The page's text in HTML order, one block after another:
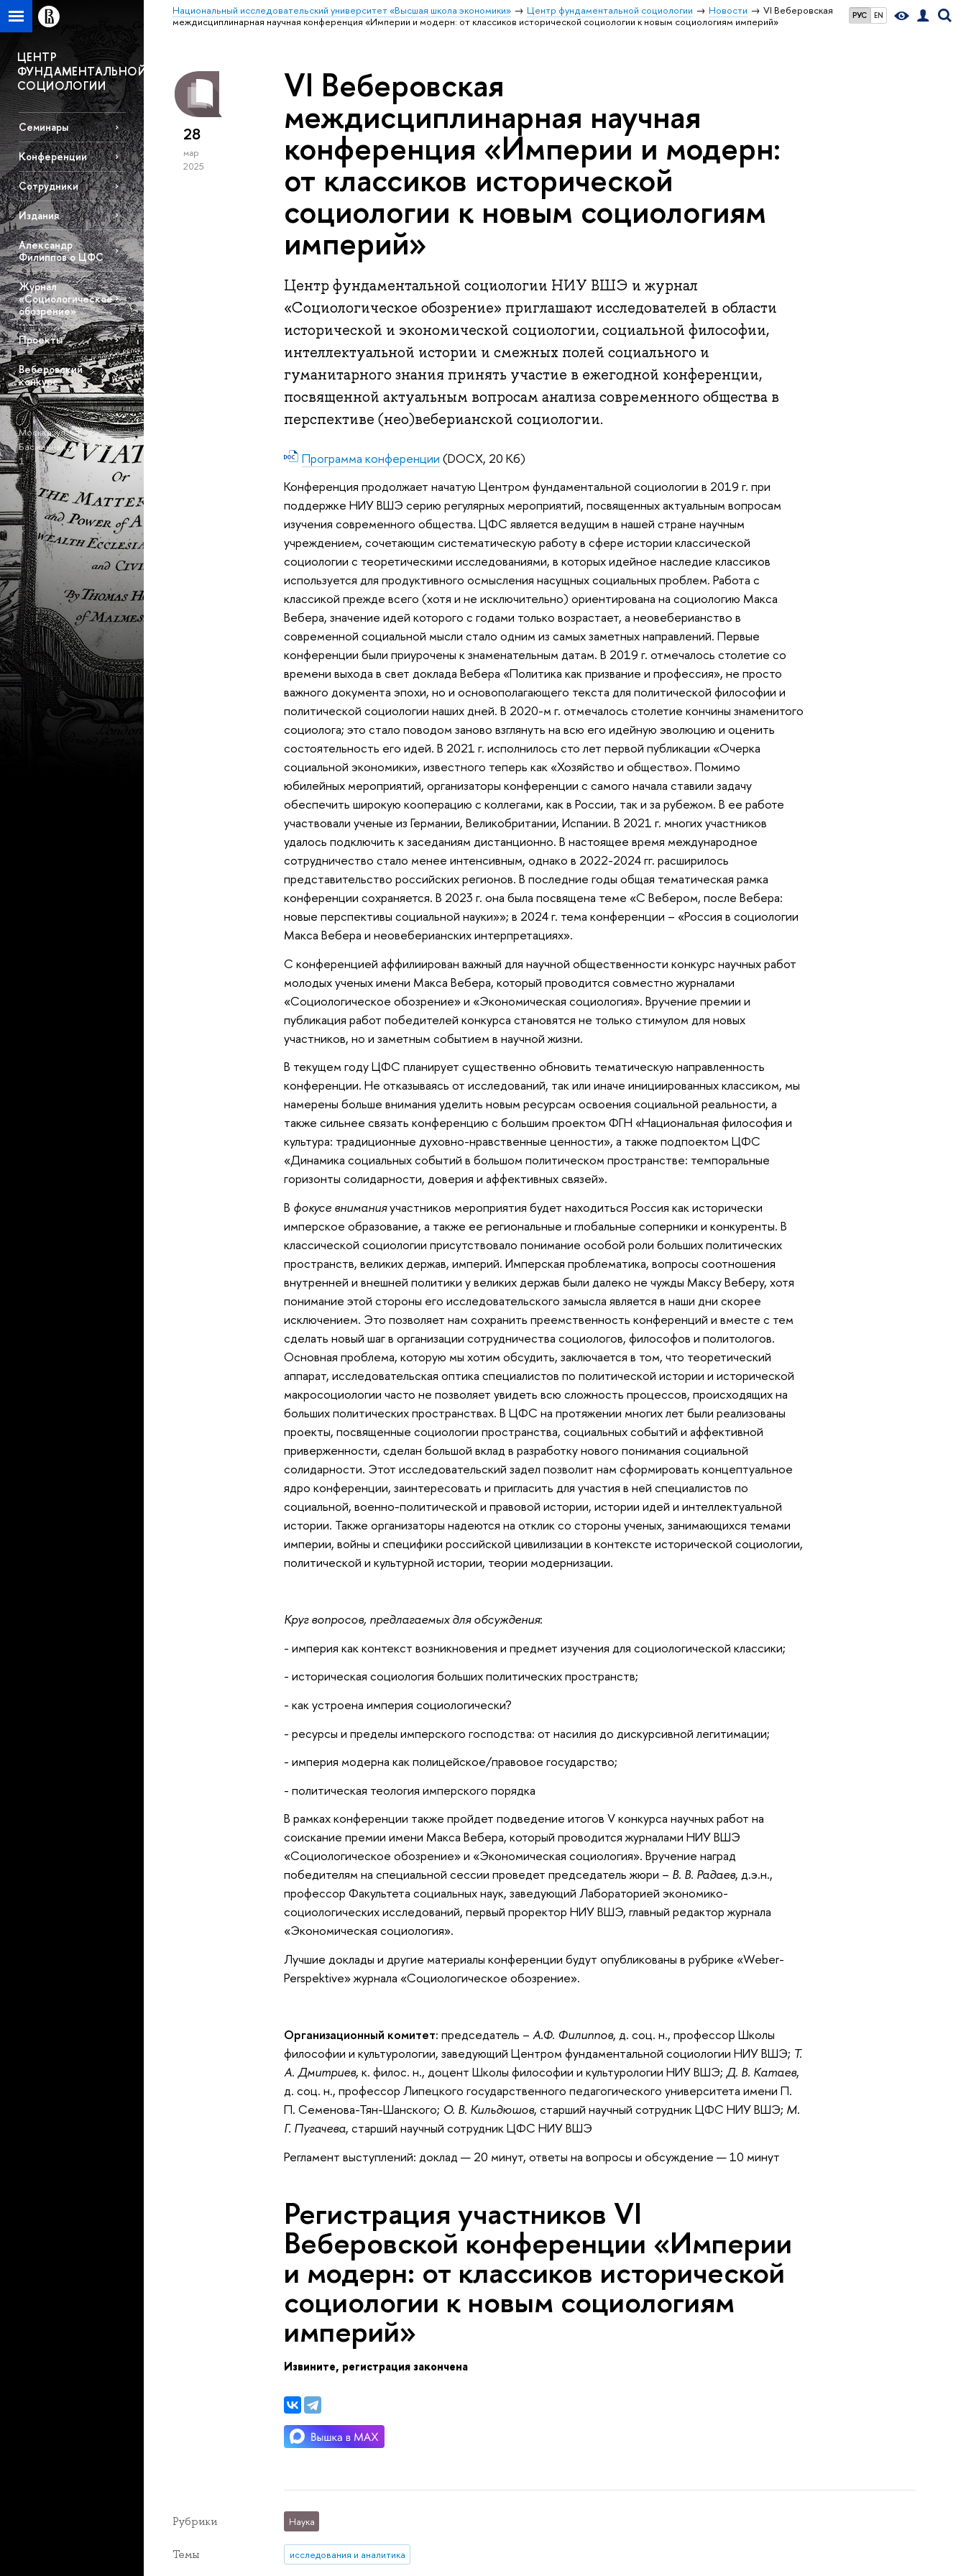
РУС EN
Национальный исследовательский университет «Высшая школа экономики» Центр фундаментальной социологии Новости
VI Веберовская
междисциплинарная научная конференция «Империи и модерн: от классиков исторической социологии к новым социологиям империй»
ЦЕНТР
ФУНДАМЕНТАЛЬНОЙ
СОЦИОЛОГИИ
Семинары
Конференции
Сотрудники
Издания
Александр
Филиппов о ЦФС
Журнал
«Социологическое
обозрение»
Проекты
еберовский
конкурс
Москва, ул. Ст.
Басманная, д. 21/4, стр.
1
28
мар
2025
VI Веберовская
междисциплинарная научная
конференция «Империи и модерн:
от классиков исторической
социологии к новым социологиям
империй»
Центр фундаментальной социологии НИУ ВШЭ и журнал
«Социологическое обозрение» приглашают исследователей в области
исторической и экономической социологии, социальной философии,
интеллектуальной истории и смежных полей социального и
уманитарного знания принять участие в ежегодной конференции,
посвященной актуальным вопросам анализа современного общества
перспективе (нео)веберианской социологии.
Программа конференции (DOCX, 20 Кб)
Конференция продолжает начатую Центром фундаментальной социологии в 2019 г. при
поддержке НИУ ВШЭ серию регулярных мероприятий, посвященных актуальным вопросам
изучения современного общества. ЦФС является ведущим в нашей стране научным
учреждением, сочетающим систематическую работу в сфере истории классической
социологии с теоретическими исследованиями, в которых идейное наследие классико
используется для продуктивного осмысления насущных социальных проблем. Работа с
классикой прежде всего (хотя и не исключительно) ориентирована на социологию Макса
ебера, значение идей которого с годами только возрастает, а неовеберианство
современной социальной мысли стало одним из самых заметных направлений. Первые
конференции были приурочены к знаменательным датам. В 2019 г. отмечалось столетие со
ремени выхода в свет доклада Вебера «Политика как призвание и профессия», не просто
ажного документа эпохи, но и основополагающего текста для политической философии и
политической социологии наших дней. В 2020-м г. отмечалось столетие кончины знаменитого
социолога; это стало поводом заново взглянуть на всю его идейную эволюцию и оценить
состоятельность его идей. В 2021 г. исполнилось сто лет первой публикации «Очерка
социальной экономики», известного теперь как «Хозяйство и общество». Помимо
юбилейных мероприятий, организаторы конференции с самого начала ставили задачу
обеспечить широкую кооперацию с коллегами, как в России, так и за рубежом. В ее работе
участвовали ученые из Германии, Великобритании, Испании. В 2021 г. многих участнико
удалось подключить к заседаниям дистанционно. В настоящее время международное
сотрудничество стало менее интенсивным, однако в 2022-2024 гг. расширилось
представительство российских регионов. В последние годы общая тематическая рамка
конференции сохраняется. В 2023 г. она была посвящена теме «С Вебером, после Вебера:
новые перспективы социальной науки»»; в 2024 г. тема конференции – «Россия в социологии
Макса Вебера и неовеберианских интерпретациях».
С конференцией аффилиирован важный для научной общественности конкурс научных работ
молодых ученых имени Макса Вебера, который проводится совместно журналами
«Социологическое обозрение» и «Экономическая социология». Вручение премии и
публикация работ победителей конкурса становятся не только стимулом для новых
участников, но и заметным событием в научной жизни.
текущем году ЦФС планирует существенно обновить тематическую направленность
конференции. Не отказываясь от исследований, так или иначе инициированных классиком, мы
намерены больше внимания уделить новым ресурсам освоения социальной реальности, а
также сильнее связать конференцию с большим проектом ФГН «Национальная философия и
культура: традиционные духовно-нравственные ценности», а также подпоектом ЦФС
«Динамика социальных событий в большом политическом пространстве: темпоральные
оризонты солидарности, доверия и аффективных связей».
фокусе вниманияучастников мероприятия будет находиться Россия как исторически
имперское образование, а также ее региональные и глобальные соперники и конкуренты.
классической социологии присутствовало понимание особой роли больших политических
пространств, великих держав, империй. Имперская проблематика, вопросы соотношения
нутренней и внешней политики у великих держав были далеко не чужды Максу Веберу, хотя
понимание этой стороны его исследовательского замысла является в наши дни скорее
исключением. Это позволяет нам сохранить преемственность конференций и вместе с тем
сделать новый шаг в организации сотрудничества социологов, философов и политологов.
Основная проблема, которую мы хотим обсудить, заключается в том, что теоретический
аппарат, исследовательская оптика специалистов по политической истории и исторической
макросоциологии часто не позволяет увидеть всю сложность процессов, происходящих на
ольших политических пространствах. В ЦФС на протяжении многих лет были реализованы
проекты, посвященные социологии пространства, социальных событий и аффективной
приверженности, сделан большой вклад в разработку нового понимания социальной
солидарности. Этот исследовательский задел позволит нам сформировать концептуальное
ядро конференции, заинтересовать и пригласить для участия в ней специалистов по
социальной, военно-политической и правовой истории, истории идей и интеллектуальной
истории. Также организаторы надеются на отклик со стороны ученых, занимающихся темами
империи, войны и специфики российской цивилизации в контексте исторической социологии,
политической и культурной истории, теории модернизации.
Круг вопросов, предлагаемых для обсуждения:
- империя как контекст возникновения и предмет изучения для социологической классики;
- историческая социология больших политических пространств;
- как устроена империя социологически?
- ресурсы и пределы имперского господства: от насилия до дискурсивной легитимации;
- империя модерна как полицейское/правовое государство;
- политическая теология имперского порядка
рамках конференции также пройдет подведение итогов V конкурса научных работ на
соискание премии имени Макса Вебера, который проводится журналами НИУ ВШЭ
«Социологическое обозрение» и «Экономическая социология». Вручение наград
победителям на специальной сессии проведет председатель жюри – . В. Радае, д.э.н.,
профессор Факультета социальных наук, заведующий Лабораторией экономико-
социологических исследований, первый проректор НИУ ВШЭ, главный редактор журнала
«Экономическая социология».
Лучшие доклады и другие материалы конференции будут опубликованы в рубрике «Weber-
Perspektive» журнала «Социологическое обозрение».
Организационный комитет: председатель –А.Ф. Филиппо, д. соц. н., профессор Школы
философии и культурологии, заведующий Центром фундаментальной социологии НИУ ВШЭ; Т.
А. Дмитрие, к. филос. н., доцент Школы философии и культурологии НИУ ВШЭ;Д. В. Катае,
д. соц. н., профессор Липецкого государственного педагогического университета имени П.
П. Семенова-Тян-Шанского; О. В. Кильдюшо, старший научный сотрудник ЦФС НИУ ВШЭ; М.
Г. Пугачева, старший научный сотрудник ЦФС НИУ ВШЭ
Регламент выступлений: доклад — 20 минут, ответы на вопросы и обсуждение — 10 минут
Регистрация участников VI
еберовской конференции «Империи
и модерн: от классиков исторической
социологии к новым социологиям
империй»
Извините, регистрация закончена
Рубрики Наука
Темы исследования и аналитика